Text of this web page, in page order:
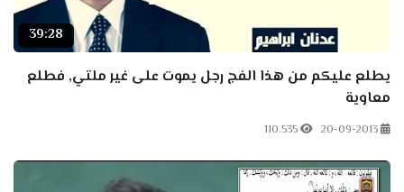
39:28
يطلع عليكم من هذا الفج رجل يموت على غير ملتي, فطلع
معاوية
20-09-2013
110.535